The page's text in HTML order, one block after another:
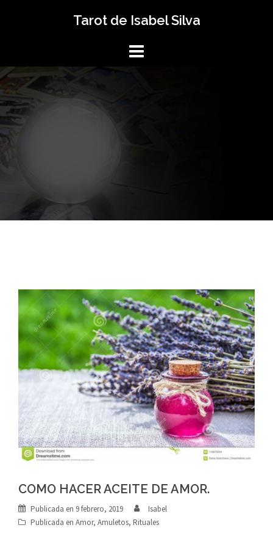
Tarot de Isabel Silva
COMO HACER ACEITE DE AMOR.
Publicada en 9 febrero, 2019
Isabel
Publicada en Amor, Amuletos, Rituales